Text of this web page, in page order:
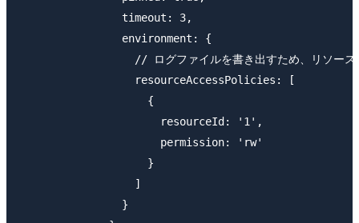
                timeout: 3,
                environment: {
// ログファイルを書き出すため、リソース
                  resourceAccessPolicies: [
                    {
                      resourceId: '1',
                      permission: 'rw'
                    }
                  ]
                }